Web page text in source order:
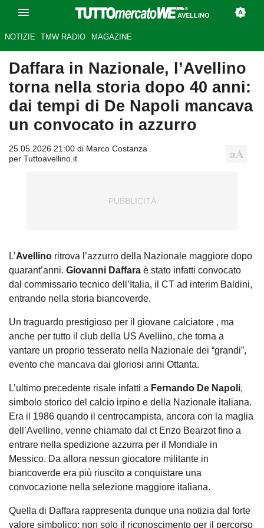
AVELLINO
NOTIZIE TMW RADIO MAGAZINE
Daffara in Nazionale, l’Avellino
torna nella storia dopo 40 anni:
dai tempi di De Napoli mancava
un convocato in azzurro
25.05.2026 21:00 di Marco Costanza
per Tuttoavellino.it
L’Avellino ritrova l’azzurro della Nazionale maggiore dopo
quarant’anni. Giovanni Daffara è stato infatti convocato
dal commissario tecnico dell’Italia, il CT ad interim Baldini,
entrando nella storia biancoverde.
Un traguardo prestigioso per il giovane calciatore , ma
anche per tutto il club della US Avellino, che torna a
vantare un proprio tesserato nella Nazionale dei “grandi”,
evento che mancava dai gloriosi anni Ottanta.
L’ultimo precedente risale infatti a Fernando De Napoli,
simbolo storico del calcio irpino e della Nazionale italiana.
Era il 1986 quando il centrocampista, ancora con la maglia
dell’Avellino, venne chiamato dal ct Enzo Bearzot fino a
entrare nella spedizione azzurra per il Mondiale in
Messico. Da allora nessun giocatore militante in
biancoverde era più riuscito a conquistare una
convocazione nella selezione maggiore italiana.
Quella di Daffara rappresenta dunque una notizia dal forte
valore simbolico: non solo il riconoscimento per il percorso